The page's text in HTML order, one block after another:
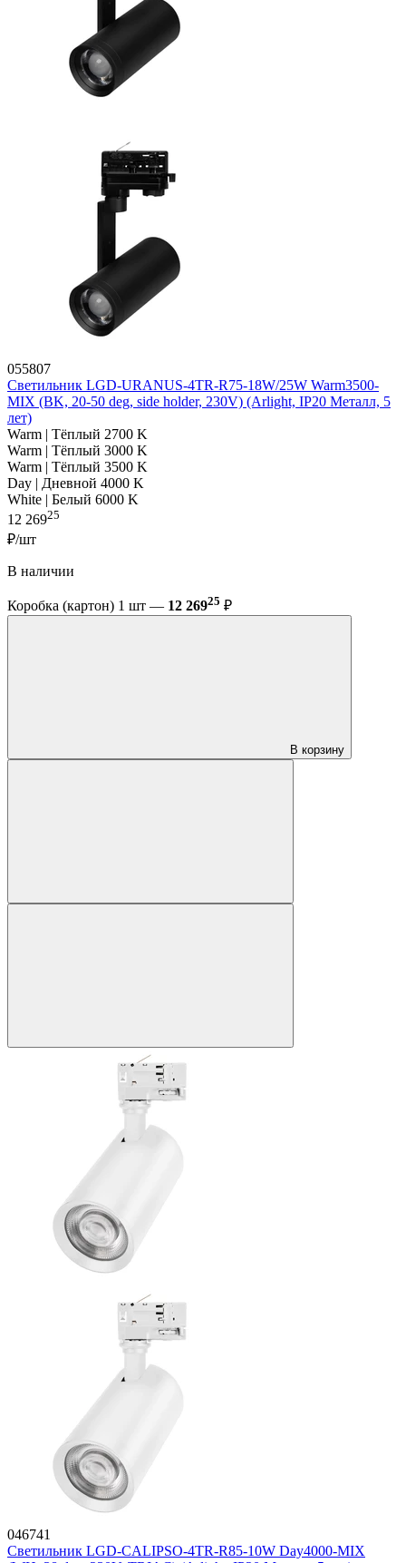
055807
Светильник LGD-URANUS-4TR-R75-18W/25W Warm3500-
MIX (BK, 20-50 deg, side holder, 230V) (Arlight, IP20 Металл, 5
лет)
Warm | Тёплый 2700 K
Warm | Тёплый 3000 K
Warm | Тёплый 3500 K
Day | Дневной 4000 K
White | Белый 6000 K
12 26925
₽/шт
В наличии
Коробка (картон) 1 шт — 12 26925 ₽
В корзину
046741
Светильник LGD-CALIPSO-4TR-R85-10W Day4000-MIX